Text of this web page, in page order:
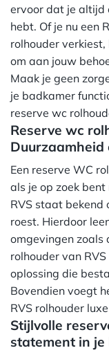
ervoor dat je altijd
hebt. Of je nu een
rolhouder
om aan jouw
Maak je geen
je badkamer
reserve wc
Reserve wc
Duurzaamheid
Een reserve WC
als je op zoek
RVS staat bekend
roest. Hierdoor
omgevingen zoals
rolhouder van
oplossing die
Bovendien voegt
RVS rolhouder
Stijlvolle
statement in